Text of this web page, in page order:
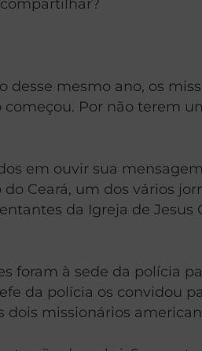
mesmo ano, os
começou. Por não terem
em ouvir sua
Ceará, um dos vários
da Igreja de Jesus
foram à sede da polícia
da polícia os convidou
missionários